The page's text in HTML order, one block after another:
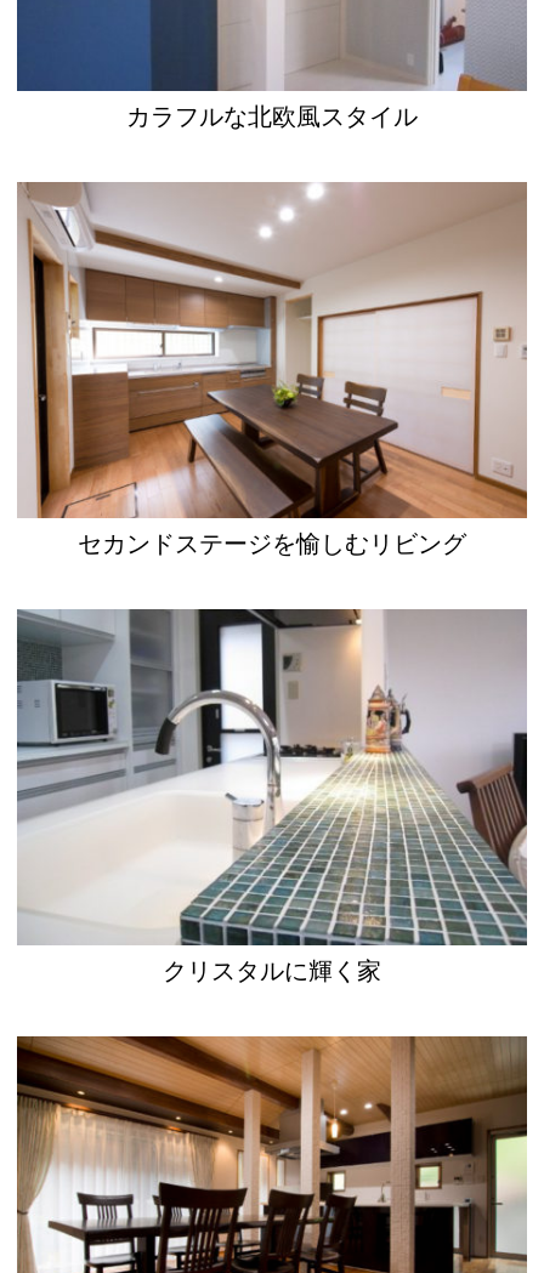
カラフルな北欧風スタイル
セカンドステージを愉しむリビング
クリスタルに輝く家